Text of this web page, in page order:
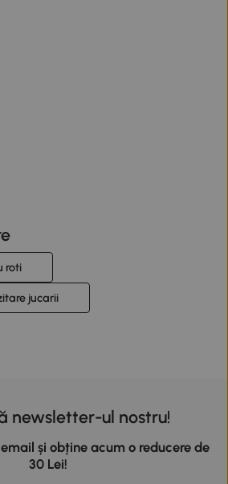
roti
jucarii
newsletter-ul nostru!
și obține acum o reducere de
30 Lei!